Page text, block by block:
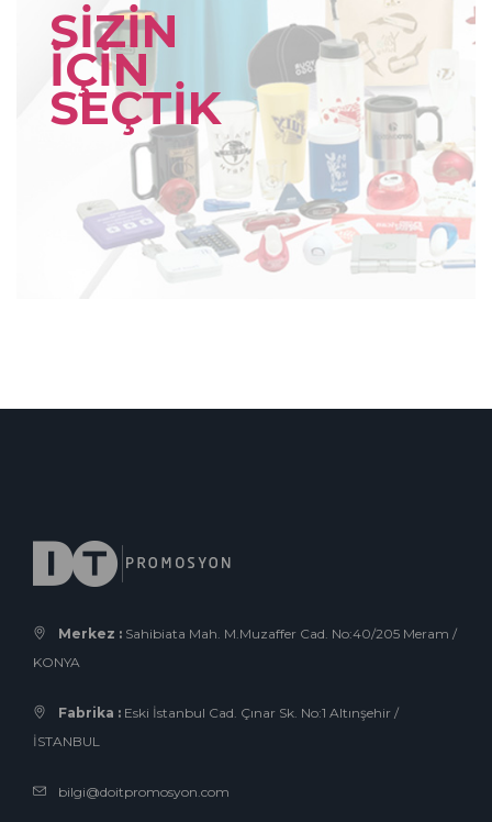
SİZİN
İÇİN
SEÇTİK
Merkez : Sahibiata Mah. M.Muzaffer Cad. No:40/205 Meram /
KONYA
Fabrika : Eski İstanbul Cad. Çınar Sk. No:1 Altınşehir /
İSTANBUL
bilgi@doitpromosyon.com